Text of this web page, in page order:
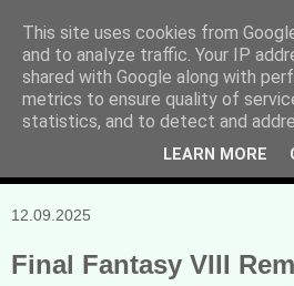
Manuela
Bücher, Blogs & mehr
12.09.2025
Final Fantasy VIII
This site uses cookies from
and to analyze traffic. Your IP
shared with Google along with
metrics to ensure quality of
statistics, and to detect and
LEARN MORE